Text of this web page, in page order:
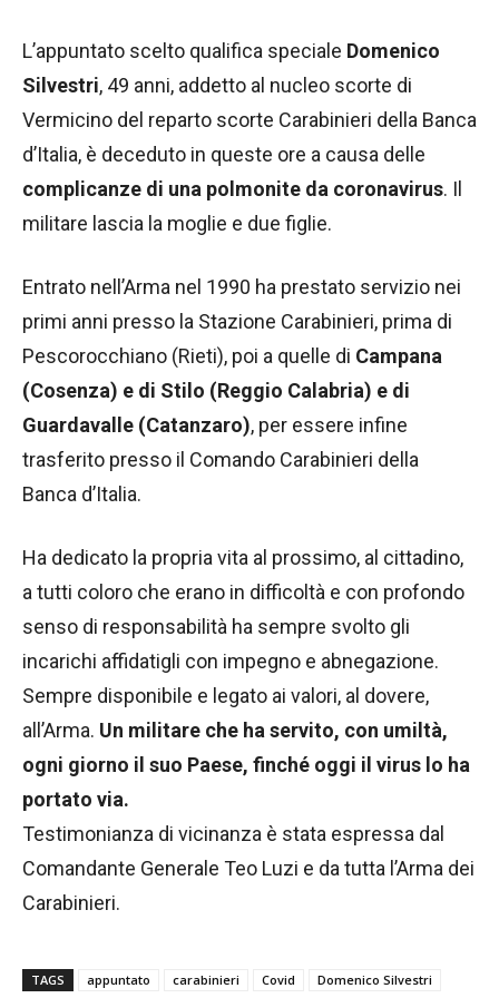
L’appuntato scelto qualifica speciale Domenico
Silvestri, 49 anni, addetto al nucleo scorte di
Vermicino del reparto scorte Carabinieri della Banca
d’Italia, è deceduto in queste ore a causa delle
complicanze di una polmonite da coronavirus. Il
militare lascia la moglie e due figlie.
Entrato nell’Arma nel 1990 ha prestato servizio nei
primi anni presso la Stazione Carabinieri, prima di
Pescorocchiano (Rieti), poi a quelle di Campana
(Cosenza) e di Stilo (Reggio Calabria) e di
Guardavalle (Catanzaro), per essere infine
trasferito presso il Comando Carabinieri della
Banca d’Italia.
Ha dedicato la propria vita al prossimo, al cittadino,
a tutti coloro che erano in difficoltà e con profondo
senso di responsabilità ha sempre svolto gli
incarichi affidatigli con impegno e abnegazione.
Sempre disponibile e legato ai valori, al dovere,
all’Arma. Un militare che ha servito, con umiltà,
ogni giorno il suo Paese, finché oggi il virus lo ha
portato via.
Testimonianza di vicinanza è stata espressa dal
Comandante Generale Teo Luzi e da tutta l’Arma dei
Carabinieri.
TAGS appuntato carabinieri Covid Domenico Silvestri